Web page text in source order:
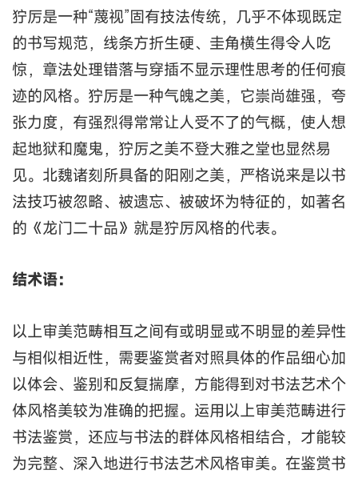
狞厉是一种“蔑视”固有技法传统，几乎不体现既定
的书写规范，线条方折生硬、圭角横生得令人吃
惊，章法处理错落与穿插不显示理性思考的任何痕
迹的风格。狞厉是一种气魄之美，它崇尚雄强，夸
张力度，有强烈得常常让人受不了的气概，使人想
起地狱和魔鬼，狞厉之美不登大雅之堂也显然易
见。北魏诸刻所具备的阳刚之美，严格说来是以书
法技巧被忽略、被遗忘、被破坏为特征的，如著名
的《龙门二十品》就是狞厉风格的代表。
结术语：
以上审美范畴相互之间有或明显或不明显的差异性
与相似相近性，需要鉴赏者对照具体的作品细心加
以体会、鉴别和反复揣摩，方能得到对书法艺术个
体风格美较为准确的把握。运用以上审美范畴进行
书法鉴赏，还应与书法的群体风格相结合，才能较
为完整、深入地进行书法艺术风格审美。在鉴赏书